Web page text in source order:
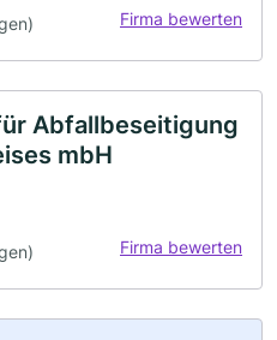
Firma bewerten
Abfallbeseitigung
mbH
Firma bewerten